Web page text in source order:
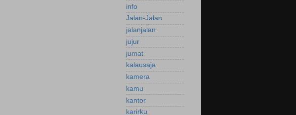
info
Jalan-Jalan
jalanjalan
jujur
jumat
kalausaja
kamera
kamu
kantor
karirku